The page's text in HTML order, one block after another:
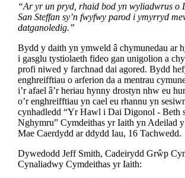
“Ar yr un pryd, rhaid bod yn wyliadwrus o
San Steffan sy’n fwyfwy parod i ymyrryd
datganoledig.”
Bydd y daith yn ymweld â chymunedau ar
i gasglu tystiolaeth fideo gan unigolion a
profi niwed y farchnad dai agored. Bydd
enghreifftiau o arferion da a mentrau
i’r afael â’r heriau hynny drostyn nhw eu
o’r enghreifftiau yn cael eu rhannu yn
cynhadledd “Yr Hawl i Dai Digonol - Beth
Nghymru” Cymdeithas yr Iaith yn Adeilad
Mae Caerdydd ar ddydd Iau, 16 Tachwedd.
Dywedodd Jeff Smith, Cadeirydd Grŵp
Cynaliadwy Cymdeithas yr Iaith: